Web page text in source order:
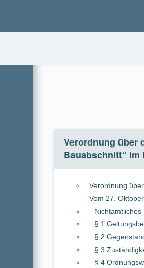
Verordnung über
Bauabschnitt“ im
Verordnung
Berlin Vom 27.
§ 1
§ 2
§ 3
§ 4